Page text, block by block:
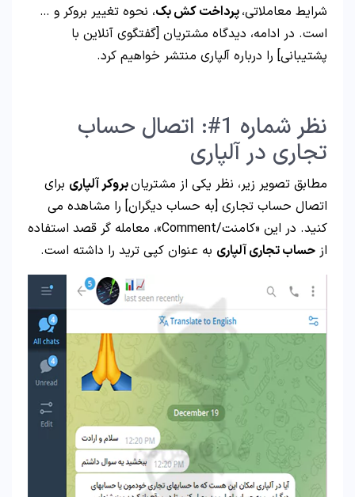
شرایط معاملاتی،پرداخت کش بک، نحوه تغییر بروکر و …
است. در ادامه، دیدگاه مشتریان [گفتگوی آنلاین با
پشتیبانی] را درباره آلپاری منتشر خواهیم کرد.
نظر شماره 1#: اتصال حساب
تجاری در آلپاری
مطابق تصویر زیر، نظر یکی از مشتریانبروکر آلپاری برای
اتصال حساب تجاری [به حساب دیگران] را مشاهده می
کنید. در این «کامنت/Comment»، معامله گر قصد استفاده
از حساب تجاری آلپاری به عنوان کپی ترید را داشته است.